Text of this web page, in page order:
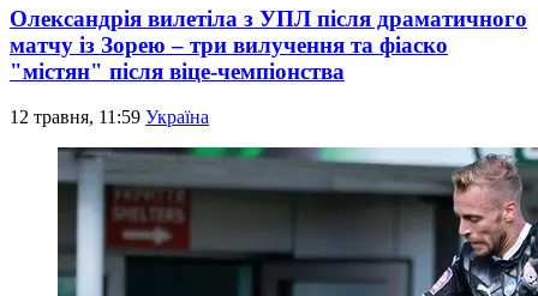
Олександрія вилетіла з УПЛ після драматичного
матчу із Зорею – три вилучення та фіаско
"містян" після віце-чемпіонства
12 травня, 11:59 Україна